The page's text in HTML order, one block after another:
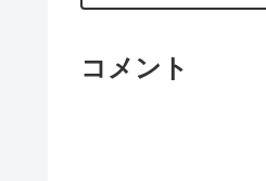
コメント